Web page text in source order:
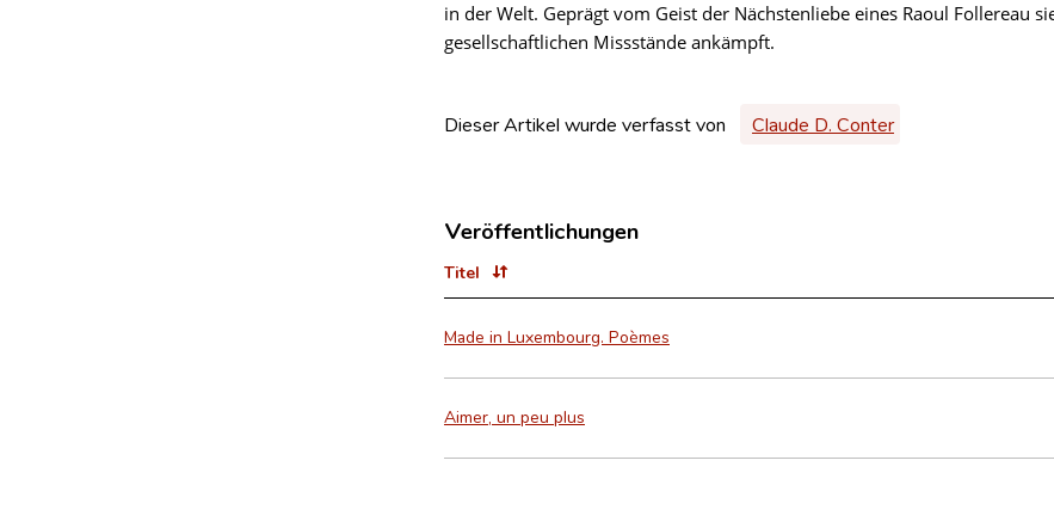
in der Welt. Geprägt vom Geist der Nächstenliebe eines Raoul Follereau
gesellschaftlichen Missstände ankämpft.
Dieser Artikel wurde verfasst von Claude D. Conter
Veröffentlichungen
Titel
Made in Luxembourg. Poèmes
Aimer, un peu plus